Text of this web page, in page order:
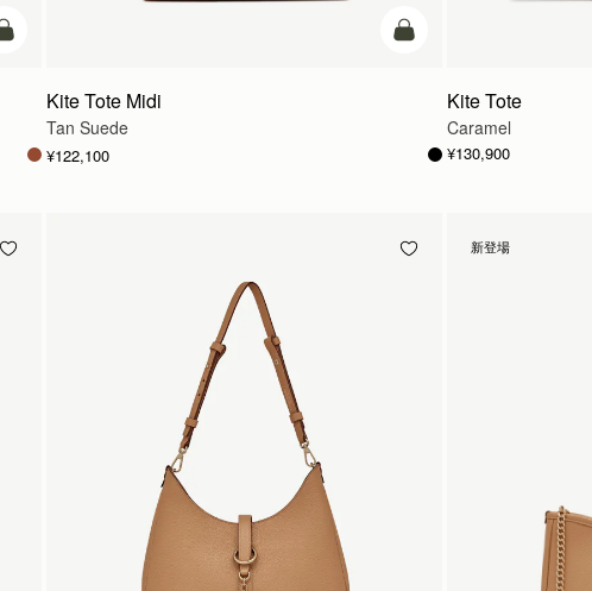
カートに追加 カートに追加
Kite Tote Midi
Tan Suede
¥122,100
Kite Tote
Caramel
¥130,900
新登場